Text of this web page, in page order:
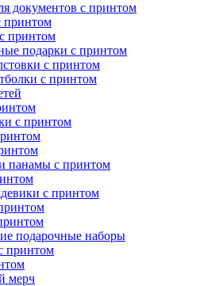
документов с принтом
принтом
принтом
подарки с принтом
с принтом
с принтом
с принтом
панамы с принтом
с принтом
подарочные наборы
принтом
мерч